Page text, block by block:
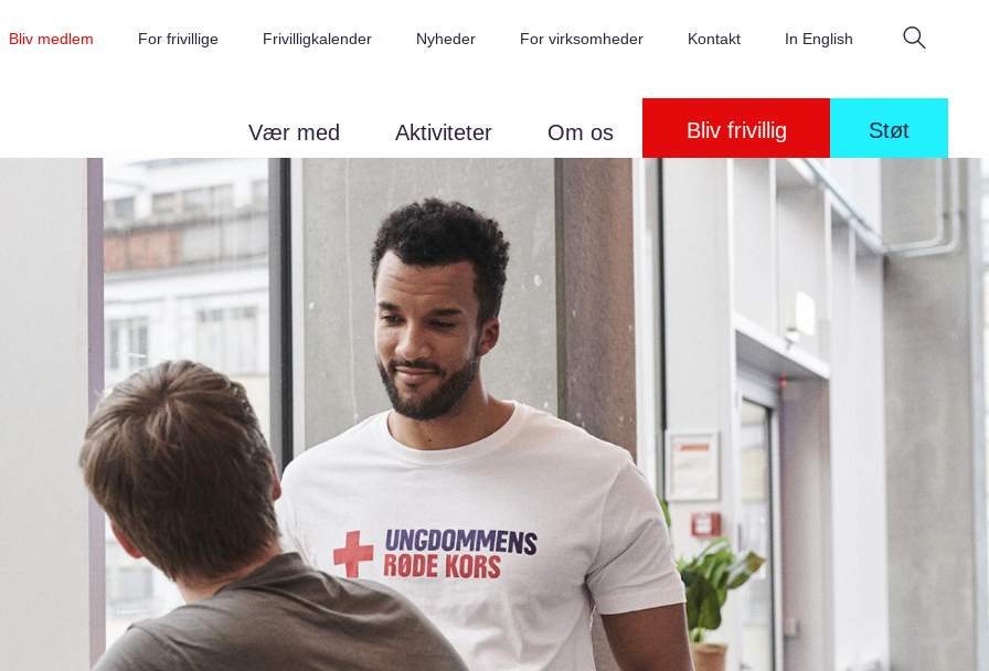
Vær med Aktiviteter Om os Bliv frivillig Støt
Bliv medlem For frivillige Frivilligkalender Nyheder For virksomheder Kontakt In English Søg